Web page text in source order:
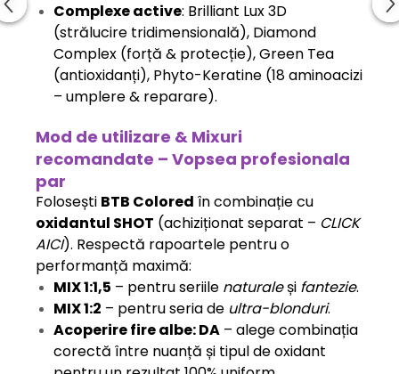
Complexe active: Brilliant Lux 3D
(strălucire tridimensională), Diamond
Complex (forță & protecție), Green Tea
(antioxidanți), Phyto-Keratine (18 aminoacizi
– umplere & reparare).
Mod de utilizare & Mixuri
recomandate – Vopsea profesionala
par
Folosești BTB Colored în combinație cu
oxidantul SHOT (achiziționat separat – CLICK
AICI). Respectă rapoartele pentru o
performanță maximă:
MIX 1:1,5 – pentru seriile naturaleși fantezie.
MIX 1:2 – pentru seria de ultra-blonduri.
Acoperire fire albe: DA – alege combinația
corectă între nuanță și tipul de oxidant